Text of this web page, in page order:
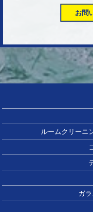
お問
ルームクリーニ
ガ